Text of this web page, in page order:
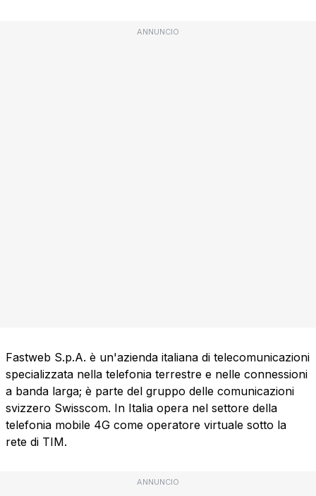
ANNUNCIO
Fastweb S.p.A. è un'azienda italiana di telecomunicazioni
specializzata nella telefonia terrestre e nelle connessioni
a banda larga; è parte del gruppo delle comunicazioni
svizzero Swisscom. In Italia opera nel settore della
telefonia mobile 4G come operatore virtuale sotto la
rete di TIM.
ANNUNCIO